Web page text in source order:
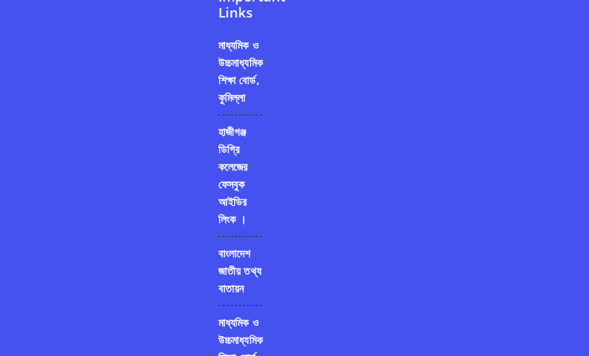
Links
মাধ্যমিক ও
উচ্চমাধ্যমিক
শিক্ষা বোর্ড,
কুমিল্লা
হাজীগঞ্জ
ডিগ্রি
কলেজের
ফেসবুক
আইডির
লিংক ।
বাংলাদেশ
জাতীয় তথ্য
বাতায়ন
মাধ্যমিক ও
উচ্চমাধ্যমিক